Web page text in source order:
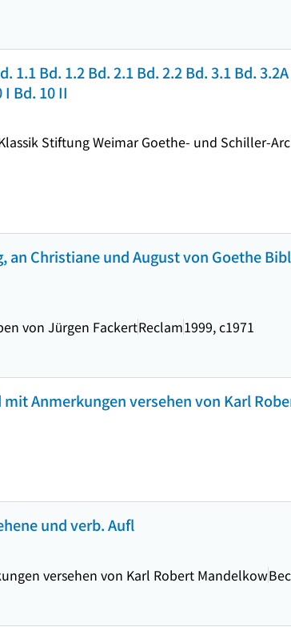
Bd. 1.2 Bd. 2.1 Bd. 2.2 Bd. 3.1 Bd.
I Bd. 10 II
Stiftung Weimar Goethe- und Schiller-
an Christiane und August von Goethe
von Jürgen FackertReclam1999, c1971
Anmerkungen versehen von Karl
und verb. Aufl
versehen von Karl Robert Mandelkow